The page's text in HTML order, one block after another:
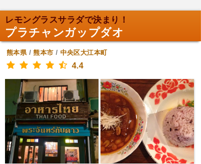
レモングラスサラダで決まり！
プラチャンガップダオ
熊本県/熊本市 / 中央区大江本町
4.4